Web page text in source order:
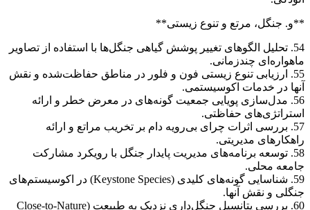
**و. جنگل، مرتع و تنوع زیستی**
54. تحلیل الگوهای تغییر پوشش گیاهی جنگل‌ها با استفاده از تصاویر
ماهواره‌ای چندزمانی.
55. ارزیابی تنوع زیستی فون و فلور در مناطق حفاظت‌شده و نقش
آنها در خدمات اکوسیستمی.
56. مدل‌سازی پویایی جمعیت گونه‌های در معرض خطر و ارائه
استراتژی‌های حفاظتی.
57. بررسی اثرات چرای بی‌رویه دام بر تخریب مراتع و ارائه
راهکارهای مدیریتی.
58. توسعه برنامه‌های مدیریت پایدار جنگل با رویکرد مشارکت
جامعه محلی.
59. شناسایی گونه‌های کلیدی (Keystone Species) در اکوسیستم‌های
جنگلی و نقش آنها.
60. بررسی پتانسیل جنگل‌داری نزدیک به طبیعت (Close-to-Nature